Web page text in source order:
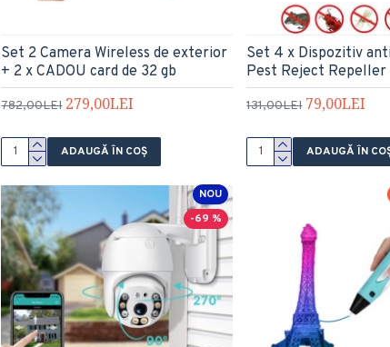
Set 2 Camera Wireless de exterior
+ 2 x CADOU card de 32 gb
782,00LEI 279,00LEI
ADAUGĂ ÎN COŞ
Set 4 x Dispozitiv
Pest Reject
131,00LEI 79,00LEI
ADAUGĂ ÎN
NOU
-69 %